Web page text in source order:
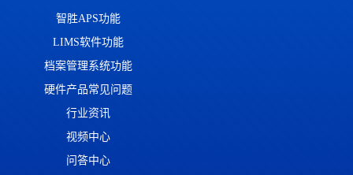
智胜APS功能
LIMS软件功能
档案管理系统功能
硬件产品常见问题
行业资讯
视频中心
问答中心